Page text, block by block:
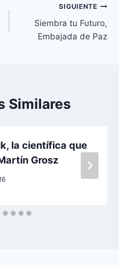
SIGUIENTE
Siembra tu Futuro,
Embajada de Paz
Similares
la científica que
Grosz